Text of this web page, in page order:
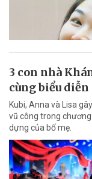
3 con nhà
cùng biểu
Kubi, Anna và Lisa
vũ công trong
dựng của bố mẹ.